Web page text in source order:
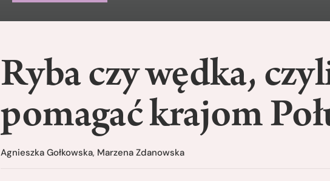
Ryba czy wędka,
pomagać krajom
Agnieszka Gołkowska, Marzena Zdanowska